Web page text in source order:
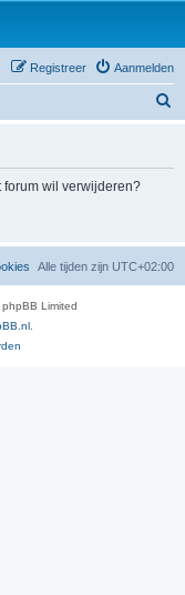
Aanmelden
Registreer
forum wil verwijderen?
Alle tijden zijn UTC+02:00
Limited